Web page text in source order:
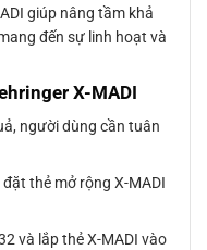
giúp nâng tầm khả
đến sự linh hoạt và
X-MADI
người dùng cần tuân
thẻ mở rộng X-MADI
và lắp thẻ X-MADI vào